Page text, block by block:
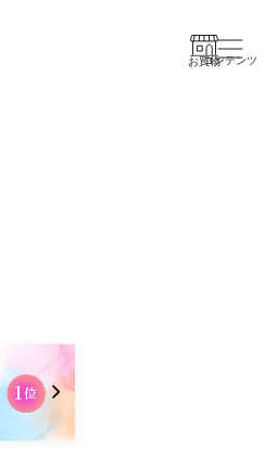
お買物コンテンツ
1
2位